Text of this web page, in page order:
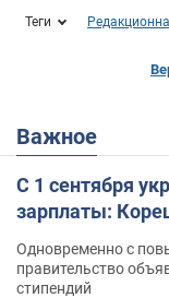
Теги
Важное
С 1 сентября
зарплаты:
Одновременно с
правительство
стипендий